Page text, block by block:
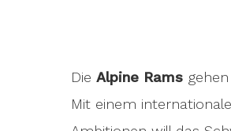
Hit enter to search or
Die Alpine Rams
Mit einem